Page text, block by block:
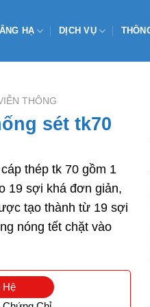
HẠ DỊCH VỤ
THÔNG
sét tk70
thép tk 70 gồm 1
19 sợi khá đơn giản,
tạo thành từ 19 sợi
nóng tết chặt vào
Hệ